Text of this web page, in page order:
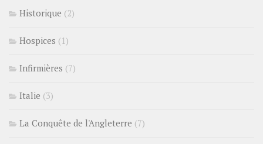
Historique (2)
Hospices (1)
Infirmières (7)
Italie (3)
La Conquête de l'Angleterre (7)